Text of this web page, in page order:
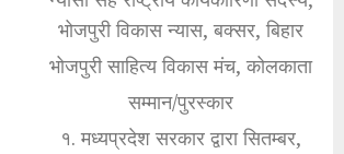
भोजपुरी विकास न्यास, बक्सर, बिहार
भोजपुरी साहित्य विकास मंच, कोलकाता
सम्मान/पुरस्कार
१. मध्यप्रदेश सरकार द्वारा सितम्बर,